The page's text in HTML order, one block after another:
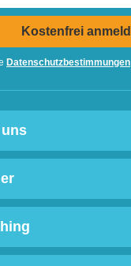
Datenschutzbestimmungen